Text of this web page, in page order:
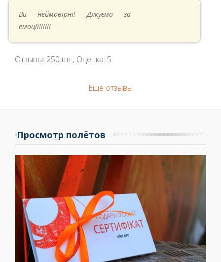
Ви неймовірні! Дякуємо за
емоції!!!!!!
Отзывы: 250 шт., Оценка: 5
Еще отзывы
Просмотр полётов